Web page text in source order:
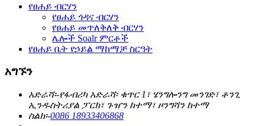
የፀሐይ ብርሃን
የፀሐይ ጎዳና ብርሃን
የፀሐይ መጥለቅለቅ ብርሃን
ሌሎች Soalr ምርቶች
የፀሐይ ቤት የኃይል ማከማቻ ስርዓት
አግኙን
አድራሻ፡-የፋብሪካ አድራሻ፡ ቁጥር 1፣ ሄንግሎንግ መንገድ፣ ቶንጊ
ኢንዱስትሪያል ፓርክ፣ ጉዠን ከተማ፣ ዞንግሻን ከተማ
ስልክ፡-0086 18933406868